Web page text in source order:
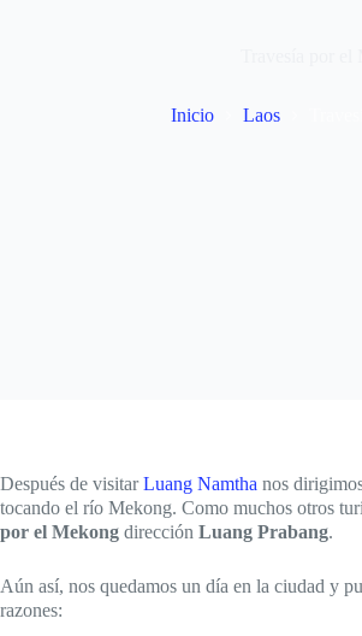
Inicio Laos
Después de visitarLuang Namtha nos
tocando el río Mekong. Como muchos otros
por el Mekong dirección Luang Prabang.
Aún así, nos quedamos un día en la ciudad y
razones: